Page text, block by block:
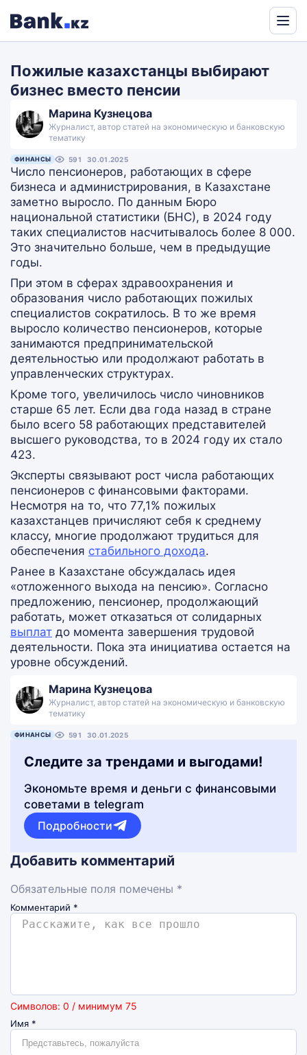
Translate
Пожилые казахстанцы выбирают
бизнес вместо пенсии
Марина Кузнецова
Журналист, автор статей на экономическую и банковскую
тематику
ФИНАНСЫ 591 30.01.2025
Число пенсионеров, работающих в сфере
бизнеса и администрирования, в Казахстане
заметно выросло. По данным Бюро
национальной статистики (БНС), в 2024 году
таких специалистов насчитывалось более 8 000.
Это значительно больше, чем в предыдущие
годы.
При этом в сферах здравоохранения и
образования число работающих пожилых
специалистов сократилось. В то же время
выросло количество пенсионеров, которые
занимаются предпринимательской
деятельностью или продолжают работать в
управленческих структурах.
Кроме того, увеличилось число чиновников
старше 65 лет. Если два года назад в стране
было всего 58 работающих представителей
высшего руководства, то в 2024 году их стало
423.
Эксперты связывают рост числа работающих
пенсионеров с финансовыми факторами.
Несмотря на то, что 77,1% пожилых
казахстанцев причисляют себя к среднему
классу, многие продолжают трудиться для
обеспечения стабильного дохода.
Ранее в Казахстане обсуждалась идея
«отложенного выхода на пенсию». Согласно
предложению, пенсионер, продолжающий
работать, может отказаться от солидарных
выплат до момента завершения трудовой
деятельности. Пока эта инициатива остается на
уровне обсуждений.
Марина Кузнецова
Журналист, автор статей на экономическую и банковскую
тематику
ФИНАНСЫ 591 30.01.2025
Следите за трендами и выгодами!
Экономьте время и деньги с финансовыми
советами в telegram
Подробности
Добавить комментарий
Обязательные поля помечены *
Комментарий *
Символов: 0 / минимум 75
Имя *